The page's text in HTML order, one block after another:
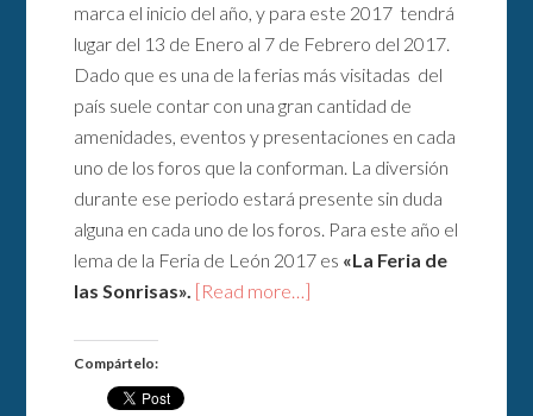
marca el inicio del año, y para este 2017 tendrá
lugar del 13 de Enero al 7 de Febrero del 2017.
Dado que es una de la ferias más visitadas del
país suele contar con una gran cantidad de
amenidades, eventos y presentaciones en cada
uno de los foros que la conforman. La diversión
durante ese periodo estará presente sin duda
alguna en cada uno de los foros. Para este año el
lema de la Feria de León 2017 es «La Feria de
las Sonrisas». [Read more…]
Compártelo: